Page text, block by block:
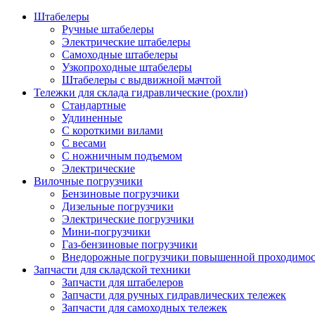
Штабелеры
Ручные штабелеры
Электрические штабелеры
Самоходные штабелеры
Узкопроходные штабелеры
Штабелеры с выдвижной мачтой
Тележки для склада гидравлические (рохли)
Стандартные
Удлиненные
С короткими вилами
С весами
С ножничным подъемом
Электрические
Вилочные погрузчики
Бензиновые погрузчики
Дизельные погрузчики
Электрические погрузчики
Мини-погрузчики
Газ-бензиновые погрузчики
Внедорожные погрузчики повышенной
Запчасти для складской техники
Запчасти для штабелеров
Запчасти для ручных гидравлических тележек
Запчасти для самоходных тележек